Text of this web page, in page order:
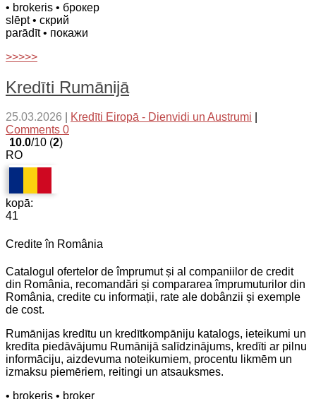
• brokeris • брокер
slēpt• скрий
parādīt• покажи
>>>>>
Kredīti Rumānijā
25.03.2026 Kredīti Eiropā - Dienvidi un Austrumi
Comments 0
10.0/10 (2)
RO
kopā:
41
Credite în România
Catalogul ofertelor de împrumut și al companiilor de credit
din România, recomandări și compararea împrumuturilor din
România, credite cu informații, rate ale dobânzii și exemple
de cost.
Rumānijas kredītu un kredītkompāniju katalogs, ieteikumi un
kredīta piedāvājumu Rumānijā salīdzinājums, kredīti ar pilnu
informāciju, aizdevuma noteikumiem, procentu likmēm un
izmaksu piemēriem, reitingi un atsauksmes.
• brokeris • broker